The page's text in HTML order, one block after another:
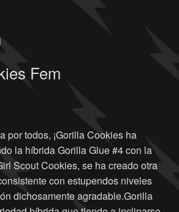
Fem
por todos, ¡Gorilla Cookies ha
la híbrida Gorilla Glue #4 con la
Scout Cookies, se ha creado otra
con estupendos niveles
dichosamente agradable.Gorilla